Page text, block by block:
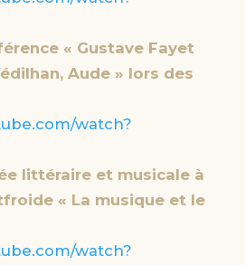
« Gustave Fayet
Aude » lors des
watch?
littéraire et musicale à
« La musique et le
watch?